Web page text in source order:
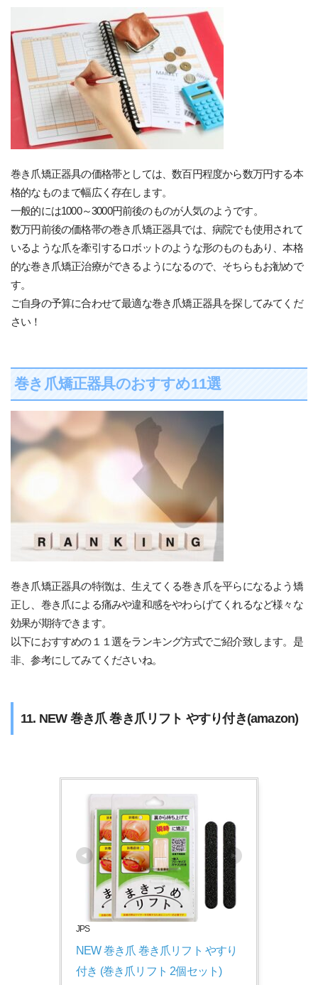
巻き爪矯正器具の価格帯としては、数百円程度から数万円する本
格的なものまで幅広く存在します。
一般的には1000～3000円前後のものが人気のようです。
数万円前後の価格帯の巻き爪矯正器具では、病院でも使用されて
いるような爪を牽引するロボットのような形のものもあり、本格
的な巻き爪矯正治療ができるようになるので、そちらもお勧めで
す。
ご自身の予算に合わせて最適な巻き爪矯正器具を探してみてくだ
さい！
巻き爪矯正器具のおすすめ11選
巻き爪矯正器具の特徴は、生えてくる巻き爪を平らになるよう矯
正し、巻き爪による痛みや違和感をやわらげてくれるなど様々な
効果が期待できます。
以下におすすめの１１選をランキング方式でご紹介致します。是
非、参考にしてみてくださいね。
11. NEW 巻き爪 巻き爪リフト やすり付き(amazon)
JPS
NEW 巻き爪 巻き爪リフト やすり
付き (巻き爪リフト 2個セット)